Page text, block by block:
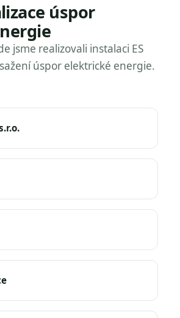
úspor
jsme realizovali instalaci ES
úspor elektrické energie.